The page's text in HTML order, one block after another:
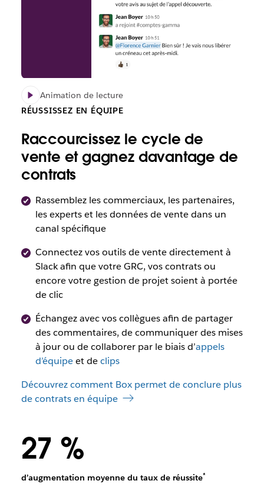
Animation de lecture
RÉUSSISSEZ EN ÉQUIPE
Raccourcissez le cycle de
vente et gagnez davantage de
contrats
Rassemblez les commerciaux, les partenaires,
les experts et les données de vente dans un
canal spécifique
Connectez vos outils de vente directement à
Slack afin que votre GRC, vos contrats ou
encore votre gestion de projet soient à portée
de clic
Échangez avec vos collègues afin de partager
des commentaires, de communiquer des mises
à jour ou de collaborer par le biais d’appels
d’équipeet declips
Découvrez comment Box permet de conclure plus
de contrats en équipe
27 %
d’augmentation moyenne du taux de réussite*